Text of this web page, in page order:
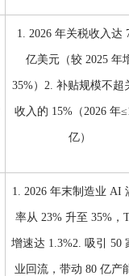
1. 2026 年关税收入达
亿美元（较 2025 年
35%）2. 补贴规模不超
收入的 15%（2026 年
亿）
1. 2026 年末制造业 AI
率从 23% 升至 35%，
增速达 1.3%2. 吸引 50
业回流，带动 80 亿产